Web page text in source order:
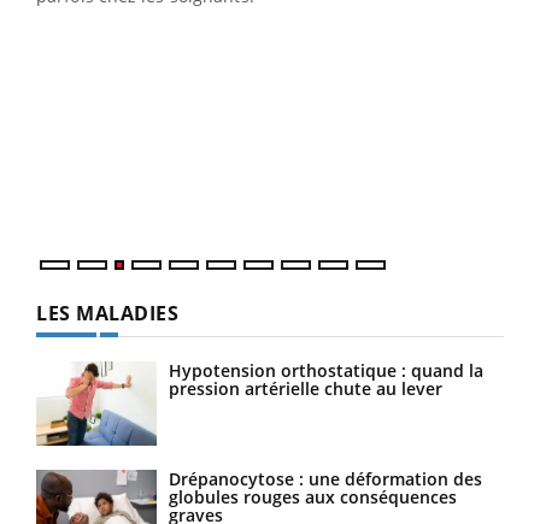
LES MALADIES
Hypotension orthostatique : quand la
pression artérielle chute au lever
Drépanocytose : une déformation des
globules rouges aux conséquences
graves